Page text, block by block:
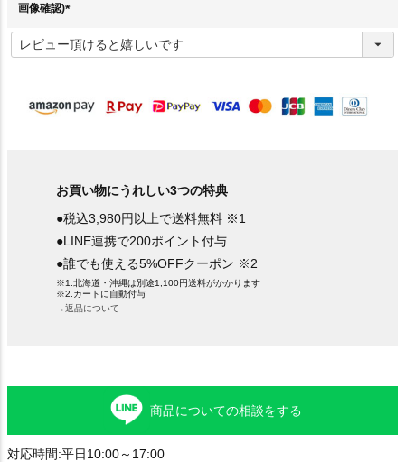
画像確認)
必
須
お買い物にうれしい3つの特典
●税込3,980円以上で送料無料 ※1
●LINE連携で200ポイント付与
●誰でも使える5%OFFクーポン ※2
※1.北海道・沖縄は別途1,100円送料がかかります
※2.カートに自動付与
→返品について
商品についての相談をする
対応時間:平日10:00～17:00